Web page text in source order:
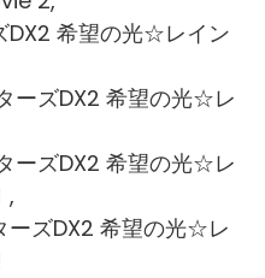
DX2 希望の光☆レイン
ーズDX2 希望の光☆レ
ーズDX2 希望の光☆レ
,
ーズDX2 希望の光☆レ